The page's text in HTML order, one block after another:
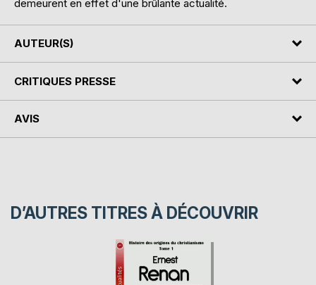
demeurent en effet d'une brûlante actualité.
AUTEUR(S)
CRITIQUES PRESSE
AVIS
D’AUTRES TITRES À DÉCOUVRIR